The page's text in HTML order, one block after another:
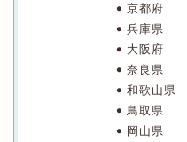
京都府
兵庫県
大阪府
奈良県
和歌山県
鳥取県
岡山県